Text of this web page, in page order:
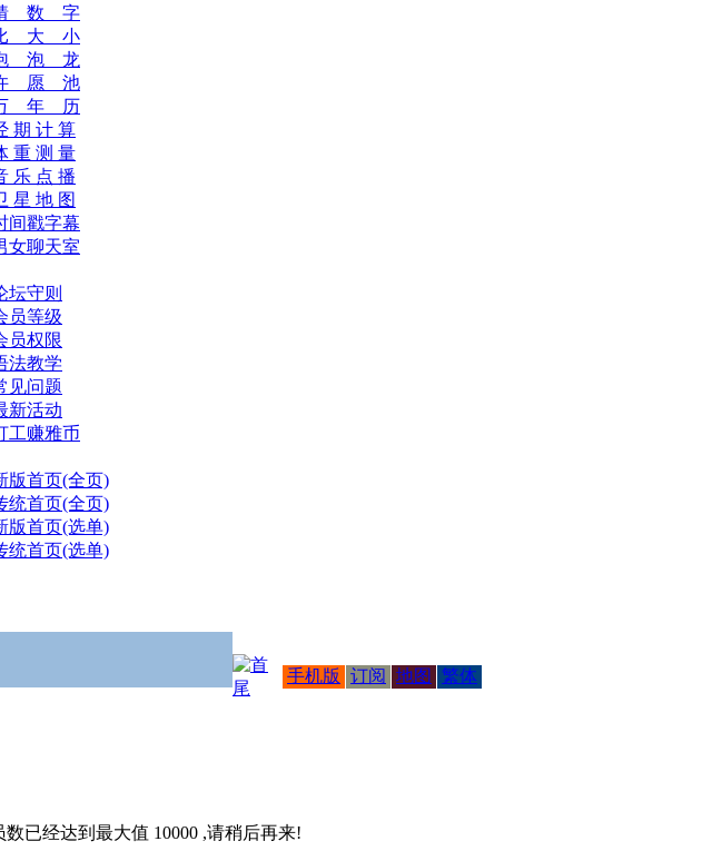
数 字
大 小
泡 龙
愿 池
年 历
期 计 算
重 测 量
乐 点 播
星 地 图
间戳字幕
女聊天室
坛守则
员等级
员权限
法教学
见问题
新活动
工赚雅币
版首页(全页)
统首页(全页)
版首页(选单)
统首页(选单)
手机版 订阅 地图 繁体
已经达到最大值 10000 ,请稍后再来!